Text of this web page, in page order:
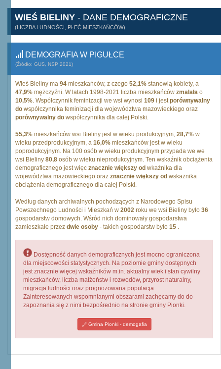
WIEŚ BIELINY - DANE DEMOGRAFICZNE
(LICZBA LUDNOŚCI, PŁEĆ MIESZKAŃCÓW)
DEMOGRAFIA W PIGUŁCE
(Źródło: GUS, NSP 2021)
Wieś Bieliny ma 94 mieszkańców, z czego 52,1% stanowią kobiety, a
47,9% mężczyźni. W latach 1998-2021 liczba mieszkańców zmalała o
10,5%. Współczynnik feminizacji we wsi wynosi 109 i jestporównywalny
do współczynnika feminizacji dla województwa mazowieckiego oraz
porównywalny do współczynnika dla całej Polski.
55,3% mieszkańców wsi Bieliny jest w wieku produkcyjnym, 28,7% w
wieku przedprodukcyjnym, a 16,0% mieszkańców jest w wieku
poprodukcyjnym. Na 100 osób w wieku produkcyjnym przypada we we
wsi Bieliny 80,8 osób w wieku nieprodukcyjnym. Ten wskaźnik obciążenia
demograficznego jest więc znacznie większy od wkażnika dla
województwa mazowieckiego oraz znacznie większy od wskażnika
obciążenia demograficznego dla całej Polski.
Według danych archiwalnych pochodzących z Narodowego Spisu
Powszechnego Ludności i Mieszkań w 2002 roku we wsi Bieliny było 36
gospodarstw domowych. Wśród nich dominowały gospodarstwa
zamieszkałe przez dwie osoby - takich gospodarstw było 15 .
Dostępność danych demograficznych jest mocno ograniczona
dla miejscowości statystycznych. Na poziomie gminy dostępnych
jest znacznie więcej wskaźników m.in. aktualny wiek i stan cywilny
mieszkańców, liczba małżeństw i rozwodów, przyrost naturalny,
migracja ludności oraz prognozowana populacja.
Zainteresowanych wspomnianymi obszarami zachęcamy do do
zapoznania się z nimi bezpośrednio na stronie gminy Pionki.
Gmina Pionki - demogafia